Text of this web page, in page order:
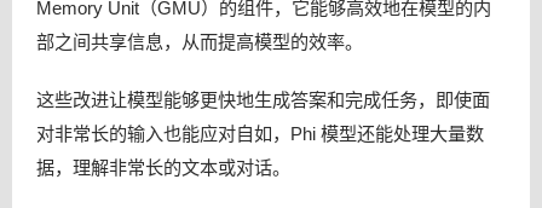
Memory Unit（GMU）的组件，它能够高效地在模型的内
部之间共享信息，从而提高模型的效率。
这些改进让模型能够更快地生成答案和完成任务，即使面
对非常长的输入也能应对自如，Phi 模型还能处理大量数
据，理解非常长的文本或对话。